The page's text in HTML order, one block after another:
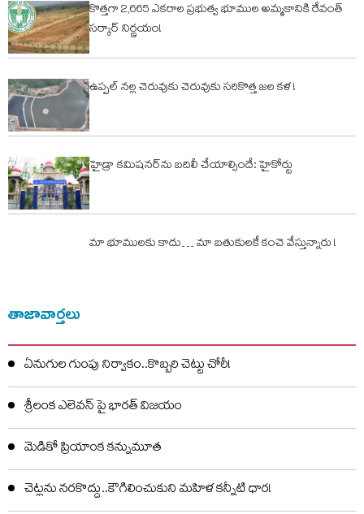
కొత్తగా 2,665 ఎకరాల ప్రభుత్వ భూముల అమ్మకానికి రేవంత్
సర్కార్ నిర్ణయం!
ఉప్పల్ నల్ల చెరువుకు చెరువుకు సరికొత్త జల కళ !
హైడ్రా కమిషనర్‌ను బదిలీ చేయాల్సిందే: హైకోర్టు
మా భూములకు కాదు… మా బతుకులకే కంచె వేస్తున్నారు !
తాజావార్తలు
ఏనుగుల గుంపు నిర్వాకం..కొబ్బరి చెట్టు చోరీ!
శ్రీలంక ఎలెవన్‌ పై భారత్ విజయం
మెడికో ప్రియాంక కన్నుమూత
చెట్లను నరకొద్దు..కౌగిలించుకుని మహిళ కన్నీటి ధార!